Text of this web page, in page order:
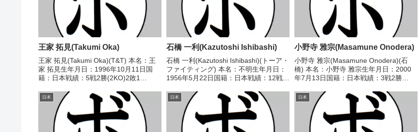
王家 拓見(Takumi Oka)
王家 拓見(Takumi Oka)(T&T) 本名：王
家 拓見生年月日：1996年10月11日国
籍：日本戦績：5戦2勝(2KO)2敗1
2017/03/10 ○4RTKO 後藤 吉人(船橋
ドラゴン)2017/...
石橋 一利(Kazutoshi Ishibashi)
石橋 一利(Kazutoshi Ishibashi)(トーア・
ファイティング) 本名：不明生年月日：
1956年5月22日国籍：日本戦績：12戦6
し 【戦歴】1977/04/25 ○4R判定 (採点
不明...
小野寺 雅宗(Masamune Onodera)
小野寺 雅宗(Masamune Onodera)(石
橋) 本名：小野寺 雅宗生年月日：2000
年7月13日国籍：日本戦績：3戦2勝
歴】■2022年度東日本フェザー級新人王
1回戦2022/04/28 ...
日本 日本 日本